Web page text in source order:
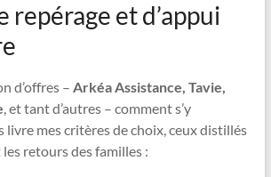
repérage et d’appui
d’offres – Arkéa Assistance, Tavie,
, et tant d’autres – comment s’y
livre mes critères de choix, ceux distillés
les retours des familles :